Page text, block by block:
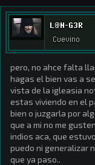
L@N-G3R
Cuevino
pero, no ahce falta
hagas el bien vas a
vista de la igleasia
estas viviendo en el
bien o juzgarla por
que a mi no me
indios aca, que
puedo ni generalizar
que ya paso..